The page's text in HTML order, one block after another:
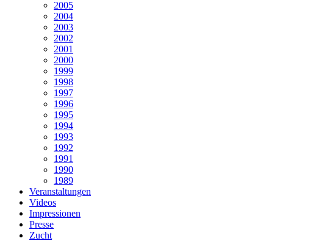
2005
2004
2003
2002
2001
2000
1999
1998
1997
1996
1995
1994
1993
1992
1991
1990
1989
Veranstaltungen
Videos
Impressionen
Presse
Zucht